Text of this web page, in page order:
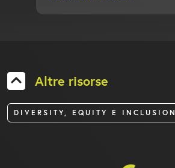
Altre risorse
DIVERSITY, EQUITY E INCLUSION